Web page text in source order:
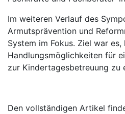
Im weiteren Verlauf des
Armutsprävention und
System im Fokus. Ziel war
Handlungsmöglichkeiten für
zur Kindertagesbetreuung zu
Den vollständigen Artikel